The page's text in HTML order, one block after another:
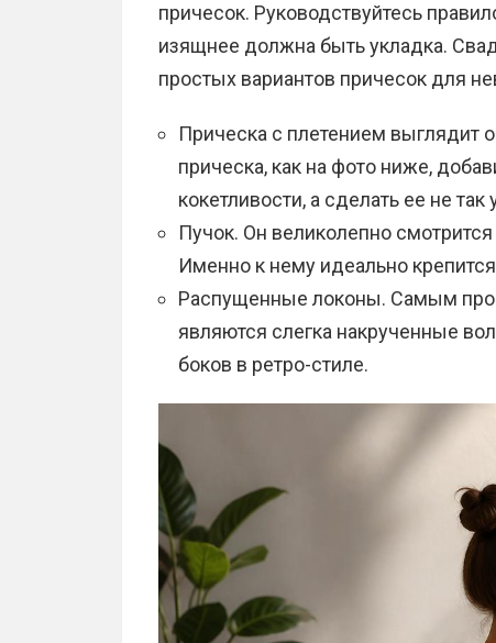
причесок. Руководствуйтесь
изящнее должна быть укладка.
простых вариантов причесок для
Прическа с плетением выглядит
прическа, как на фото ниже,
кокетливости, а сделать ее не
Пучок. Он великолепно
Именно к нему идеально
Распущенные локоны. Самым
являются слегка накрученные
боков в ретро-стиле.